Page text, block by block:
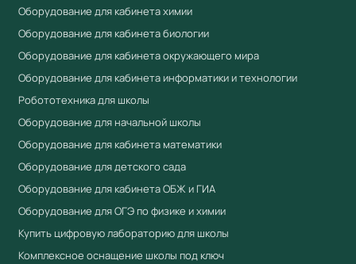
Оборудование для кабинета химии
Оборудование для кабинета биологии
Оборудование для кабинета окружающего мира
Оборудование для кабинета информатики и технологии
Робототехника для школы
Оборудование для начальной школы
Оборудование для кабинета математики
Оборудование для детского сада
Оборудование для кабинета ОБЖ и ГИА
Оборудование для ОГЭ по физике и химии
Купить цифровую лабораторию для школы
Комплексное оснащение школы под ключ